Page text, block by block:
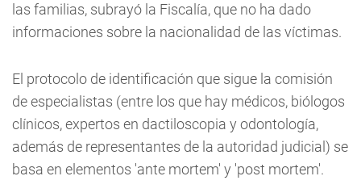
las familias, subrayó la Fiscalía, que no ha dado
informaciones sobre la nacionalidad de las víctimas.
El protocolo de identificación que sigue la comisión
de especialistas (entre los que hay médicos, biólogos
clínicos, expertos en dactiloscopia y odontología,
además de representantes de la autoridad judicial) se
basa en elementos 'ante mortem' y 'post mortem'.